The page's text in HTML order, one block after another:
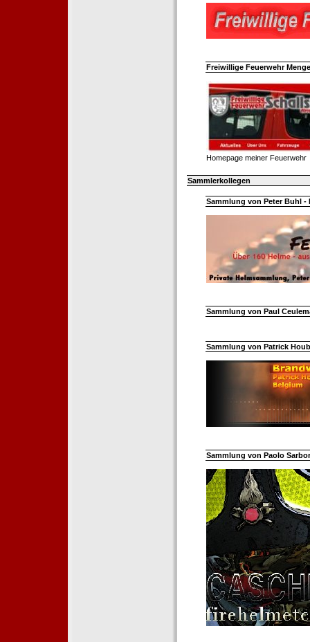
Freiwillige Feuerwehr
Homepage meiner Feuerwehr
Sammlerkollegen
Sammlung von Peter Buhl -
Sammlung von Paul
Sammlung von Patrick
Sammlung von Paolo